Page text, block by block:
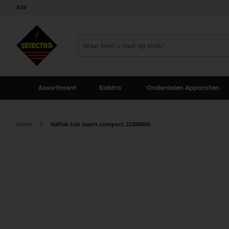
B2B
Assortiment Elektro Onderdelen Apparaten
Home Nilfisk tuit zwart compact 22380600